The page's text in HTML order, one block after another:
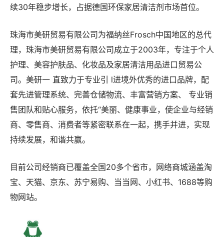
续30年稳步增长，占据德国环保家居清洁剂市场首位。
珠海市美研贸易有限公司为福纳丝Frosch中国地区的总代
理，珠海市美研贸易有限公司成立于2003年，专注于个人
护理、美容护肤品、化妆品及家居清洁用品进口贸易公
司。美研一 直致力于专业引 l进境外优秀的进口品牌，配
套先进管理系统、完善仓储物流、丰富营销方案、 专业销
售团队和贴心服务，依托“美丽、健康事业，使企业与经销
商、零售商、消费者等紧密联系在一起，携手并进，实现
持续发展，和谐共赢。
目前公司经销商已覆盖全国20多个省市，网络商城涵盖淘
宝、天猫、京东、苏宁易购、当当网、小红书、1688等购
物网站。